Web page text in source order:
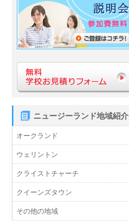
ニュージーランド地域紹介
オークランド
ウェリントン
クライストチャーチ
クイーンズタウン
その他の地域